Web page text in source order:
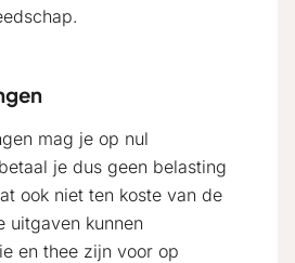
mag je op nul
je dus geen belasting
ook niet ten koste van de
uitgaven kunnen
en thee zijn voor op